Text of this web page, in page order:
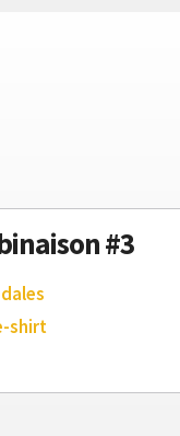
#3
shirt